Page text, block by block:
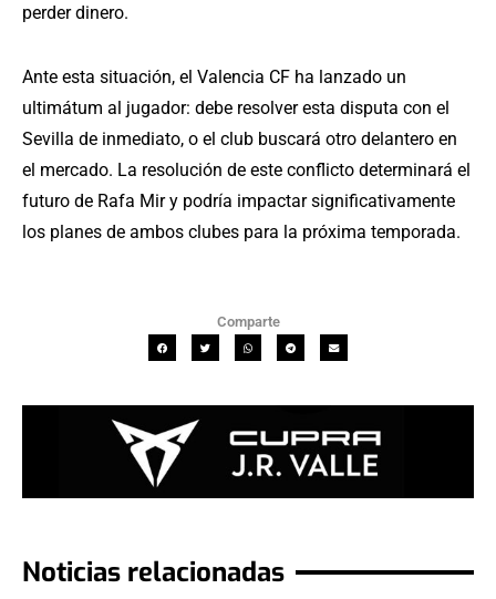
perder dinero.
Ante esta situación, el Valencia CF ha lanzado un
ultimátum al jugador: debe resolver esta disputa con el
Sevilla de inmediato, o el club buscará otro delantero en
el mercado. La resolución de este conflicto determinará el
futuro de Rafa Mir y podría impactar significativamente
los planes de ambos clubes para la próxima temporada.
Comparte
Noticias relacionadas